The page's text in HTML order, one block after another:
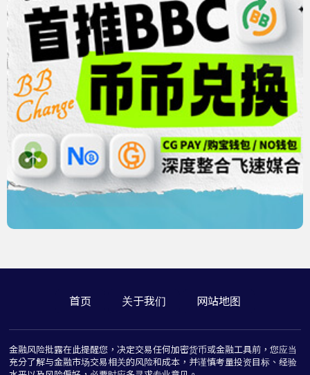
首页 关于我们 网站地图
金融风险批露在此提醒您，决定交易任何加密货币或金融工具前，您应当
充分了解与金融市场交易相关的风险和成本，并谨慎考量投资目标、经验